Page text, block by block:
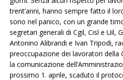
trent’anni, hanno sempre fatto il
sono nel panico, con un grande
segretari generali di Cgil, Cisl e Uil,
Antonino Alibrandi e Ivan Tripodi,
preoccupazione dei lavoratori della
la comunicazione
prossimo 1. aprile, scaduto il